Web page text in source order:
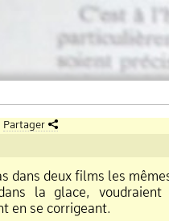
Partager
deux films les
la glace, voudraient
en se corrigeant.